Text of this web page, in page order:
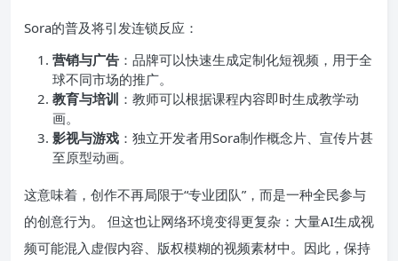
Sora的普及将引发连锁反应：
营销与广告 ：品牌可以快速生成定制化短视频，用于全
球不同市场的推广。
教育与培训 ：教师可以根据课程内容即时生成教学动
画。
影视与游戏 ：独立开发者用Sora制作概念片、宣传片甚
至原型动画。
这意味着，创作不再局限于“专业团队”，而是一种全民参与
的创意行为。 但这也让网络环境变得更复杂：大量AI生成视
频可能混入虚假内容、版权模糊的视频素材中。因此，保持